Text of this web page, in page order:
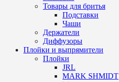
Товары для бритья
Подставки
Чаши
Держатели
Диффузоры
Плойки и выпрямители
Плойки
JRL
MARK SHMIDT